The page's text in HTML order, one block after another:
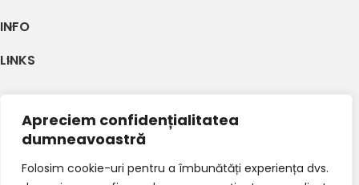
Apreciem confidențialitatea
dumneavoastră
Folosim cookie-uri pentru a îmbunătăți experiența dvs.
INFO
LINKS